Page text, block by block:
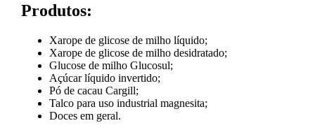
Produtos:
Xarope de glicose de milho líquido;
Xarope de glicose de milho desidratado;
Glucose de milho Glucosul;
Açúcar líquido invertido;
Pó de cacau Cargill;
Talco para uso industrial magnesita;
Doces em geral.